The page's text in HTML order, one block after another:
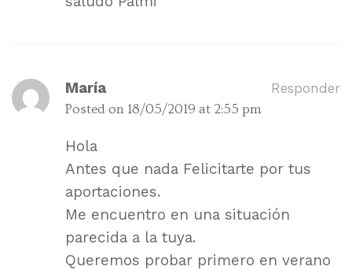
María
Posted on 18/05/2019 at 2:55 pm
Responder
Hola
Antes que nada Felicitarte por tus
aportaciones.
Me encuentro en una situación
parecida a la tuya.
Queremos probar primero en verano